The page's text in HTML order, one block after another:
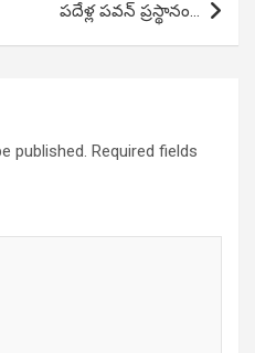
పదేళ్ల పవన్ ప్రస్థానం…
published. Required fields